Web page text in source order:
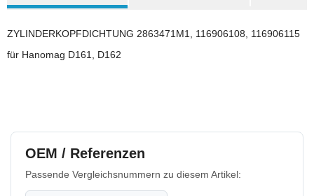
ZYLINDERKOPFDICHTUNG 2863471M1, 116906108, 116906115
für Hanomag D161, D162
OEM / Referenzen
Passende Vergleichsnummern zu diesem Artikel: